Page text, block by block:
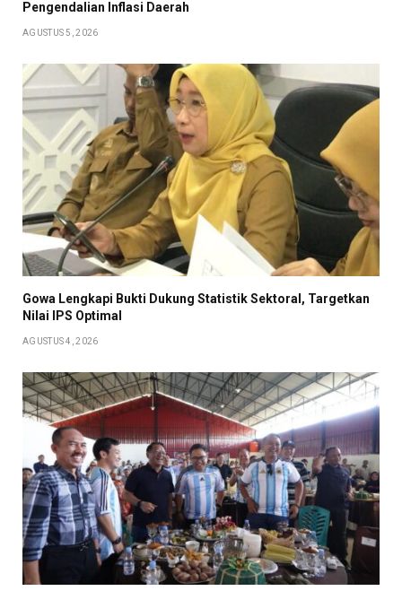
Pengendalian Inflasi Daerah
AGUSTUS 5, 2026
Gowa Lengkapi Bukti Dukung Statistik Sektoral, Targetkan
Nilai IPS Optimal
AGUSTUS 4, 2026